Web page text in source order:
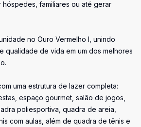
familiares ou até gerar
no Ouro Vermelho I, unindo
qualidade de vida em um dos melhores
uma estrutura de lazer completa:
espaço gourmet, salão de jogos,
poliesportiva, quadra de areia,
com aulas, além de quadra de tênis e